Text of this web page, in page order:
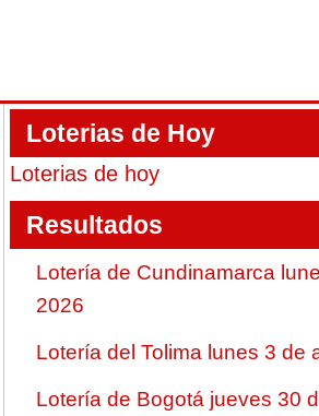
Loterias de Hoy
Loterias de hoy
Resultados
Lotería de Cundinamarca
2026
Lotería del Tolima lunes 3 de
Lotería de Bogotá jueves 30